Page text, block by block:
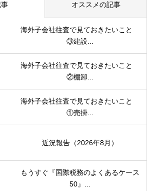
オススメの記事
海外子会社往査で見ておきたいこと
③建設...
海外子会社往査で見ておきたいこと
②棚卸...
海外子会社往査で見ておきたいこと
①売掛...
近況報告（2026年8月）
もうすぐ『国際税務のよくあるケース
50』...